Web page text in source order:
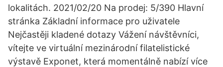
lokalitách. 2021/02/20 Na prodej: 5/390 Hlavní
stránka Základní informace pro uživatele
Nejčastěji kladené dotazy Vážení návštěvníci,
vítejte ve virtuální mezinárodní filatelistické
výstavě Exponet, která momentálně nabízí více